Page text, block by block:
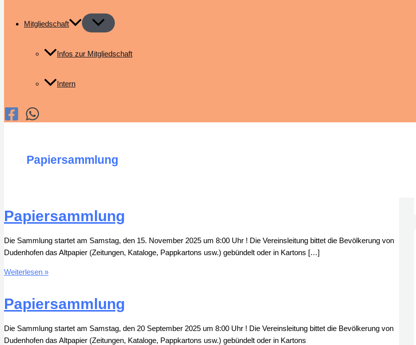
Mitgliedschaft
Infos zur Mitgliedschaft
Intern
Papiersammlung
Papiersammlung
Die Sammlung startet am Samstag, den 15. November 2025 um 8:00 Uhr ! Die Vereinsleitung bittet die Bevölkerung von
Dudenhofen das Altpapier (Zeitungen, Kataloge, Pappkartons usw.) gebündelt oder in Kartons […]
Papiersammlung
Weiterlesen »
Papiersammlung
Die Sammlung startet am Samstag, den 20 September 2025 um 8:00 Uhr ! Die Vereinsleitung bittet die Bevölkerung von
Dudenhofen das Altpapier (Zeitungen, Kataloge, Pappkartons usw.) gebündelt oder in Kartons